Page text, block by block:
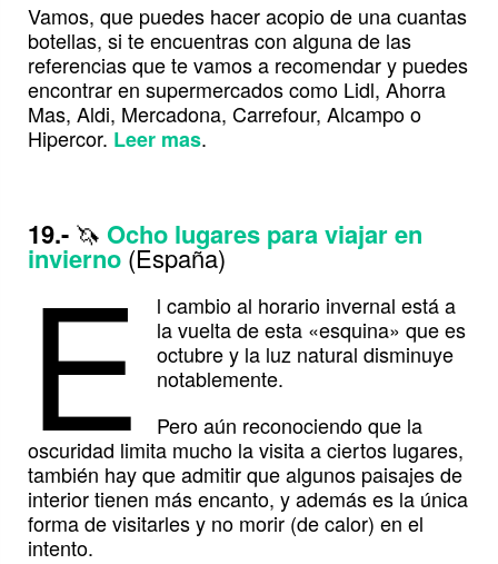
Vamos, que puedes hacer acopio de una cuantas
botellas, si te encuentras con alguna de las
referencias que te vamos a recomendar y puedes
encontrar en supermercados como Lidl, Ahorra
Mas, Aldi, Mercadona, Carrefour, Alcampo o
Hipercor. Leer mas.
19.- 🦄 Ocho lugares para viajar en
invierno (España)
E
l cambio al horario invernal está a
la vuelta de esta «esquina» que es
octubre y la luz natural disminuye
notablemente.
Pero aún reconociendo que la
oscuridad limita mucho la visita a ciertos lugares,
también hay que admitir que algunos paisajes de
interior tienen más encanto, y además es la única
forma de visitarles y no morir (de calor) en el
intento.